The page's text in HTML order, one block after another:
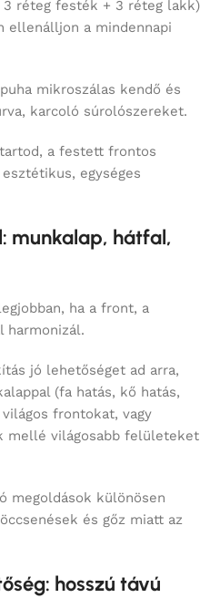
réteg festék + 3 réteg lakk)
ellenálljon a mindennapi
mikroszálas kendő és
karcoló súrolószereket.
a festett frontos
egységes
munkalap, hátfal,
ha a front, a
harmonizál.
jó lehetőséget ad arra,
(fa hatás, kő hatás,
frontokat, vagy
mellé világosabb felületeket
megoldások különösen
és gőz miatt az
hosszú távú